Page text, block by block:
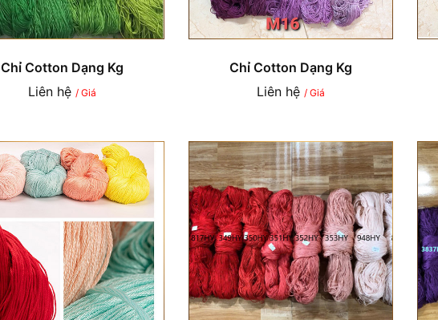
Chỉ Cotton Dạng Kg
Liên hệ / Giá
Chỉ Cotton Dạng Kg
Liên hệ / Giá